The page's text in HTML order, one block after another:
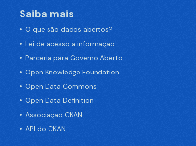
Saiba mais
O que são dados abertos?
Lei de acesso a informação
Parceria para Governo Aberto
Open Knowledge Foundation
Open Data Commons
Open Data Definition
Associação CKAN
API do CKAN